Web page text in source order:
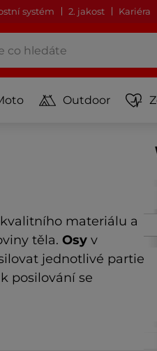
systém 2. jakost Kariéra
Outdoor
materiálu a
těla. Osy v
jednotlivé partie
posilování se